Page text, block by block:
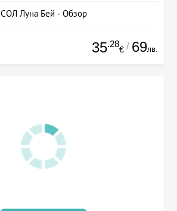
СОЛ Луна Бей - Обзор
35.28
€ / 69лв.